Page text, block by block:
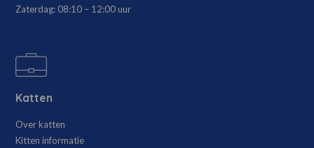
Zaterdag: 08:10 – 12:00 uur
Katten
Over katten
Kitten informatie